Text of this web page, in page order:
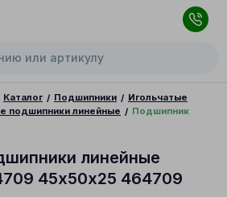
Каталог Подшипники
Игольчатые
подшипники линейные
Подшипник
линейные
45х50х25 464709